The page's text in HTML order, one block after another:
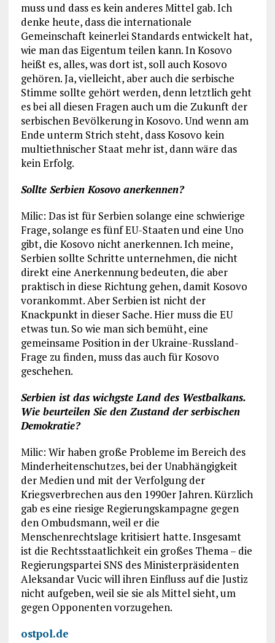
muss und dass es kein anderes Mittel gab. Ich
denke heute, dass die internationale
Gemeinschaft keinerlei Standards entwickelt hat,
wie man das Eigentum teilen kann. In Kosovo
heißt es, alles, was dort ist, soll auch Kosovo
gehören. Ja, vielleicht, aber auch die serbische
Stimme sollte gehört werden, denn letztlich geht
es bei all diesen Fragen auch um die Zukunft der
serbischen Bevölkerung in Kosovo. Und wenn am
Ende unterm Strich steht, dass Kosovo kein
multiethnischer Staat mehr ist, dann wäre das
kein Erfolg.
Sollte Serbien Kosovo anerkennen?
Milic: Das ist für Serbien solange eine schwierige
Frage, solange es fünf EU-Staaten und eine Uno
gibt, die Kosovo nicht anerkennen. Ich meine,
Serbien sollte Schritte unternehmen, die nicht
direkt eine Anerkennung bedeuten, die aber
praktisch in diese Richtung gehen, damit Kosovo
vorankommt. Aber Serbien ist nicht der
Knackpunkt in dieser Sache. Hier muss die EU
etwas tun. So wie man sich bemüht, eine
gemeinsame Position in der Ukraine-Russland-
Frage zu finden, muss das auch für Kosovo
geschehen.
Serbien ist das wichgste Land des Westbalkans.
Wie beurteilen Sie den Zustand der serbischen
Demokratie?
Milic: Wir haben große Probleme im Bereich des
Minderheitenschutzes, bei der Unabhängigkeit
der Medien und mit der Verfolgung der
Kriegsverbrechen aus den 1990er Jahren. Kürzlich
gab es eine riesige Regierungskampagne gegen
den Ombudsmann, weil er die
Menschenrechtslage kritisiert hatte. Insgesamt
ist die Rechtsstaatlichkeit ein großes Thema – die
Regierungspartei SNS des Ministerpräsidenten
Aleksandar Vucic will ihren Einfluss auf die Justiz
nicht aufgeben, weil sie sie als Mittel sieht, um
gegen Opponenten vorzugehen.
ostpol.de